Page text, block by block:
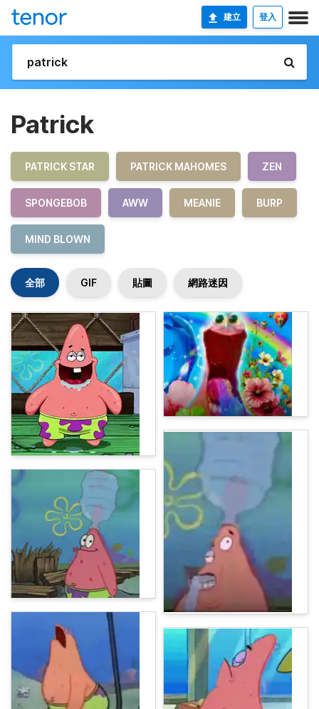
建立 登入
Patrick
PATRICK STAR PATRICK MAHOMES ZEN
SPONGEBOB AWW MEANIE BURP
MIND BLOWN
全部 GIF 貼圖 網路迷因